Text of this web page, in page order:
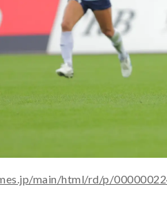
main/html/rd/p/